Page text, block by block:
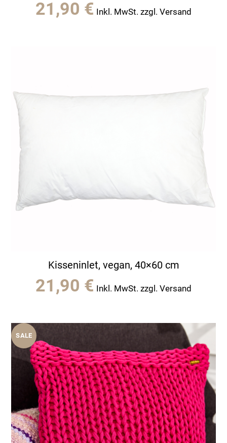
21,90 € Inkl. MwSt. zzgl. Versand
Kisseninlet, vegan, 40×60 cm
21,90 € Inkl. MwSt. zzgl. Versand
SALE